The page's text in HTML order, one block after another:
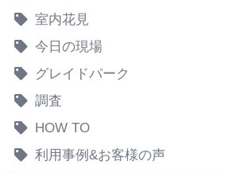
室内花見
今日の現場
グレイドパーク
調査
HOW TO
利用事例&お客様の声